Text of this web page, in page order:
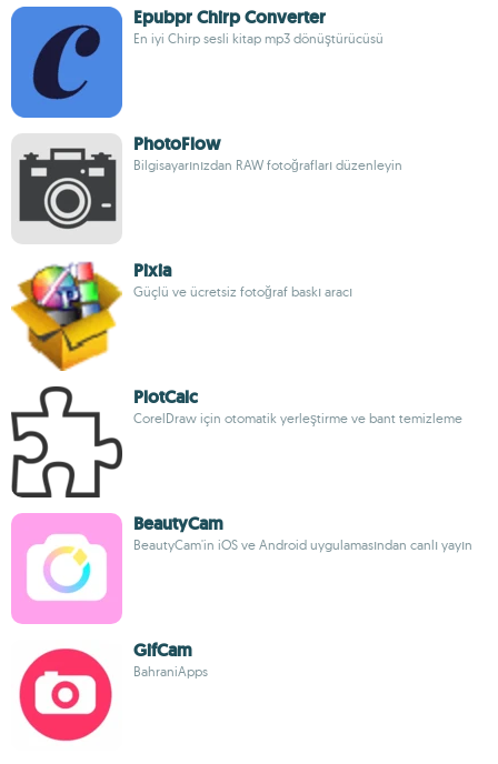
Epubpr Chirp Converter
En iyi Chirp sesli kitap mp3 dönüştürücüsü
PhotoFlow
Bilgisayarınızdan RAW fotoğrafları düzenleyin
Pixia
Güçlü ve ücretsiz fotoğraf baskı aracı
PlotCalc
CorelDraw için otomatik yerleştirme ve bant temizleme
BeautyCam
BeautyCam'in iOS ve Android uygulamasından canlı yayın
GifCam
BahraniApps